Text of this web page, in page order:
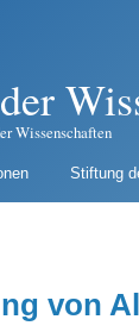
Wissenschaften
Stiftung
von